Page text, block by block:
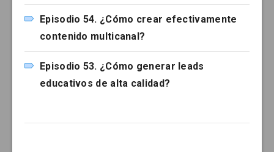
Episodio 54. ¿Cómo crear efectivamente
contenido multicanal?
Episodio 53. ¿Cómo generar leads
educativos de alta calidad?